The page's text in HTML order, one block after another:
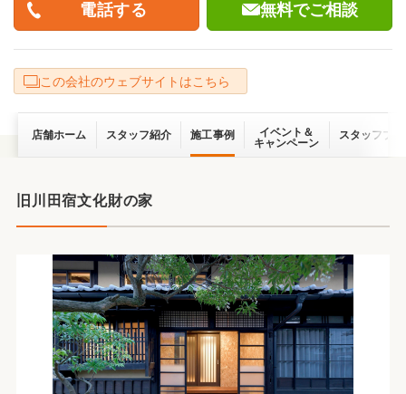
無料でご相談
この会社のウェブサイトはこちら
店舗ホーム スタッフ紹介 施工事例
イベント＆
キャンペーン
スタッフブ
旧川田宿文化財の家